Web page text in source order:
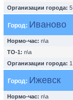
Организации города: 5
Город: Иваново
Нормо-час: n\a
ТО-1: n\a
Организации города: 1
Город: Ижевск
Нормо-час: n\a